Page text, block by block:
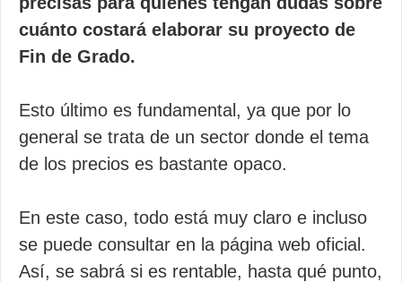
cuánto costará elaborar su proyecto de
Fin de Grado.
Esto último es fundamental, ya que por lo
general se trata de un sector donde el tema
de los precios es bastante opaco.
En este caso, todo está muy claro e incluso
se puede consultar en la página web oficial.
Así, se sabrá si es rentable, hasta qué punto,